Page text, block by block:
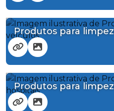
Produtos para
Produtos para